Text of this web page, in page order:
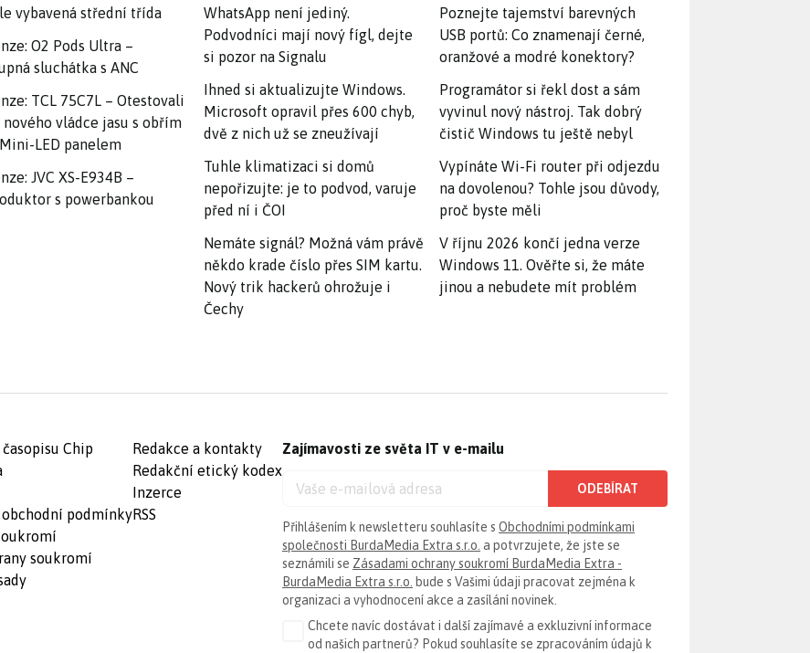
vybavená střední třída
O2 Pods Ultra –
sluchátka s ANC
TCL 75C7L – Otestovali
nového vládce jasu s obřím
LED panelem
JVC XS-E934B –
s powerbankou
WhatsApp není jediný.
Podvodníci mají nový fígl, dejte
si pozor na Signalu
Ihned si aktualizujte Windows.
Microsoft opravil přes 600 chyb,
dvě z nich už se zneužívají
Tuhle klimatizaci si domů
nepořizujte: je to podvod, varuje
před ní i ČOI
Nemáte signál? Možná vám právě
někdo krade číslo přes SIM kartu.
Nový trik hackerů ohrožuje i
Čechy
Poznejte tajemství barevných
USB portů: Co znamenají černé,
oranžové a modré konektory?
Programátor si řekl dost a sám
vyvinul nový nástroj. Tak dobrý
čistič Windows tu ještě nebyl
Vypínáte Wi-Fi router při odjezdu
na dovolenou? Tohle jsou důvody,
proč byste měli
V říjnu 2026 končí jedna verze
Windows 11. Ověřte si, že máte
jinou a nebudete mít problém
Chip
obchodní podmínky
soukromí
Redakce a kontakty
Redakční etický kodex
Inzerce
RSS
Zajímavosti ze světa IT v e-mailu
ODEBÍRAT
Přihlášením k newsletteru souhlasíte s Obchodními podmínkami
společnosti BurdaMedia Extra s.r.o. a potvrzujete, že jste se
seznámili se Zásadami ochrany soukromí BurdaMedia Extra -
BurdaMedia Extra s.r.o. bude s Vašimi údaji pracovat zejména k
organizaci a vyhodnocení akce a zasílání novinek.
Chcete navíc dostávat i další zajímavé a exkluzivní informace
od našich partnerů? Pokud souhlasíte se zpracováním údajů k